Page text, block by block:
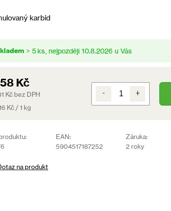
karbid
> 5 ks 10.8.2026
Kč
Kč bez DPH
Kč / 1 kg
EAN:
5904517187252
Záruka:
2 roky
na produkt